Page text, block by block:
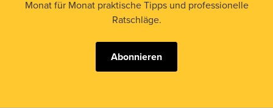
Monat für Monat praktische Tipps und professionelle
Ratschläge.
Abonnieren